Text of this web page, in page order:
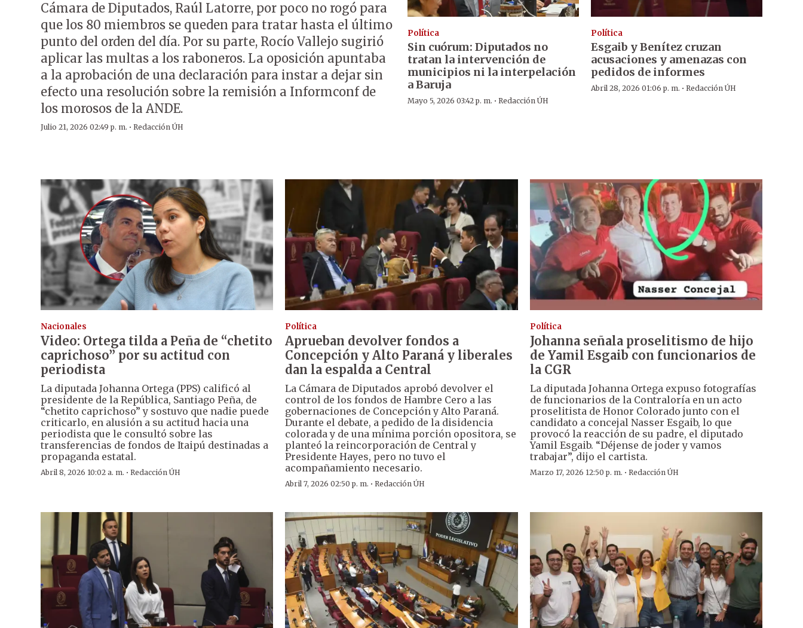
Cámara de Diputados, Raúl Latorre, por poco no rogó para
que los 80 miembros se queden para tratar hasta el último
punto del orden del día. Por su parte, Rocío Vallejo sugirió
aplicar las multas a los raboneros. La oposición apuntaba
a la aprobación de una declaración para instar a dejar sin
efecto una resolución sobre la remisión a Informconf de
los morosos de la ANDE.
Julio 21, 2026 02:49 p. m. · Redacción ÚH
Política
Sin cuórum: Diputados no
tratan la intervención de
municipios ni la interpelación
a Baruja
Mayo 5, 2026 03:42 p. m. · Redacción ÚH
Política
Esgaib y Benítez cruzan
acusaciones y amenazas con
pedidos de informes
Abril 28, 2026 01:06 p. m. · Redacción ÚH
Nacionales
Video: Ortega tilda a Peña de “chetito
caprichoso” por su actitud con
periodista
La diputada Johanna Ortega (PPS) calificó al
presidente de la República, Santiago Peña, de
“chetito caprichoso” y sostuvo que nadie puede
criticarlo, en alusión a su actitud hacia una
periodista que le consultó sobre las
transferencias de fondos de Itaipú destinadas a
propaganda estatal.
Abril 8, 2026 10:02 a. m. · Redacción ÚH
Política
Aprueban devolver fondos a
Concepción y Alto Paraná y liberales
dan la espalda a Central
La Cámara de Diputados aprobó devolver el
control de los fondos de Hambre Cero a las
gobernaciones de Concepción y Alto Paraná.
Durante el debate, a pedido de la disidencia
colorada y de una mínima porción opositora, se
planteó la reincorporación de Central y
Presidente Hayes, pero no tuvo el
acompañamiento necesario.
Abril 7, 2026 02:50 p. m. ·Redacción ÚH
Política
Johanna señala proselitismo de hijo
de Yamil Esgaib con funcionarios de
la CGR
La diputada Johanna Ortega expuso fotografías
de funcionarios de la Contraloría en un acto
proselitista de Honor Colorado junto con el
candidato a concejal Nasser Esgaib, lo que
provocó la reacción de su padre, el diputado
Yamil Esgaib. “Déjense de joder y vamos
trabajar”, dijo el cartista.
Marzo 17, 2026 12:50 p. m. · Redacción ÚH